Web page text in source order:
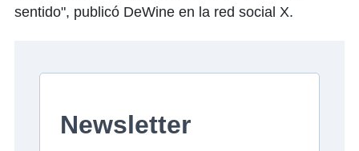
sentido", publicó DeWine en la red social X.